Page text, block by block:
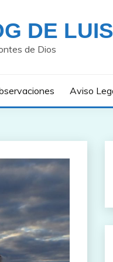
DE
de Dios
Aviso